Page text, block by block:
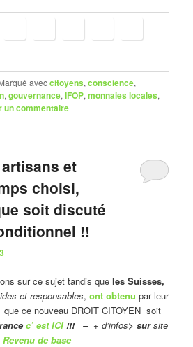
aveccitoyens,conscience,
,gouvernance,IFOP,monnaies locales,
un commentaire
et
choisi,
soit discuté
!!
ce sujet tandis que les Suisses,
et responsables, ont obtenu par leur
ce nouveau DROIT CITOYEN soit
c’ est ICI!!! – + d’infos> sursite
Revenu de base